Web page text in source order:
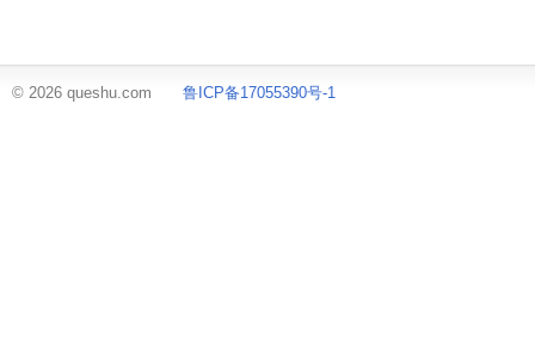
© 2026 queshu.com 鲁ICP备17055390号-1